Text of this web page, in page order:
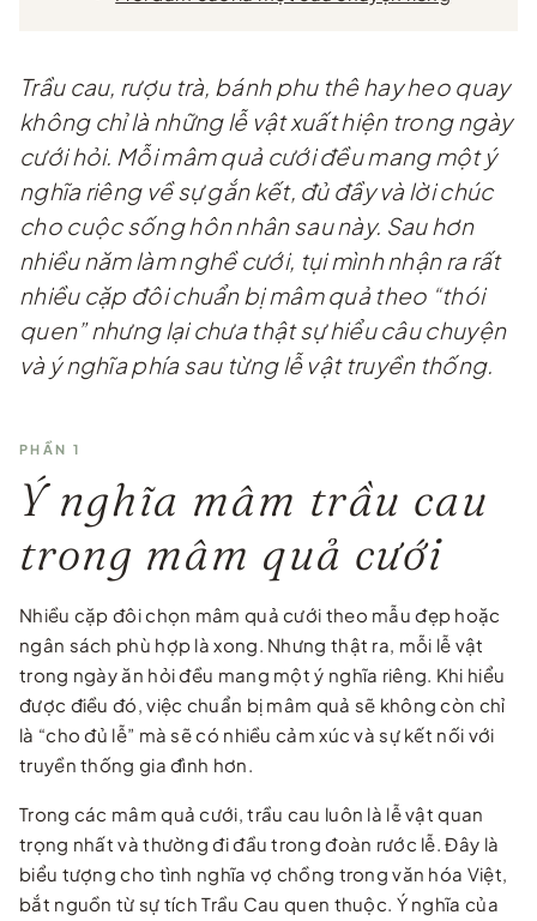
Trầu cau, rượu trà, bánh phu thê hay heo quay
không chỉ là những lễ vật xuất hiện trong ngày
cưới hỏi. Mỗi mâm quả cưới đều mang một ý
nghĩa riêng về sự gắn kết, đủ đầy và lời chúc
cho cuộc sống hôn nhân sau này. Sau hơn
nhiều năm làm nghề cưới, tụi mình nhận ra rất
nhiều cặp đôi chuẩn bị mâm quả theo “thói
quen” nhưng lại chưa thật sự hiểu câu chuyện
và ý nghĩa phía sau từng lễ vật truyền thống.
PHẦN 1
Ý nghĩa mâm trầu cau
trong mâm quả cưới
Nhiều cặp đôi chọn mâm quả cưới theo mẫu đẹp hoặc
ngân sách phù hợp là xong. Nhưng thật ra, mỗi lễ vật
trong ngày ăn hỏi đều mang một ý nghĩa riêng. Khi hiểu
được điều đó, việc chuẩn bị mâm quả sẽ không còn chỉ
là “cho đủ lễ” mà sẽ có nhiều cảm xúc và sự kết nối với
truyền thống gia đình hơn.
Trong các mâm quả cưới, trầu cau luôn là lễ vật quan
trọng nhất và thường đi đầu trong đoàn rước lễ. Đây là
biểu tượng cho tình nghĩa vợ chồng trong văn hóa Việt,
bắt nguồn từ sự tích Trầu Cau quen thuộc. Ý nghĩa của